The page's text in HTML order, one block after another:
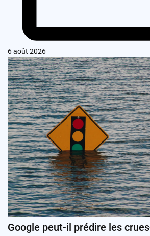
6 août 2026
Google peut-il prédire les